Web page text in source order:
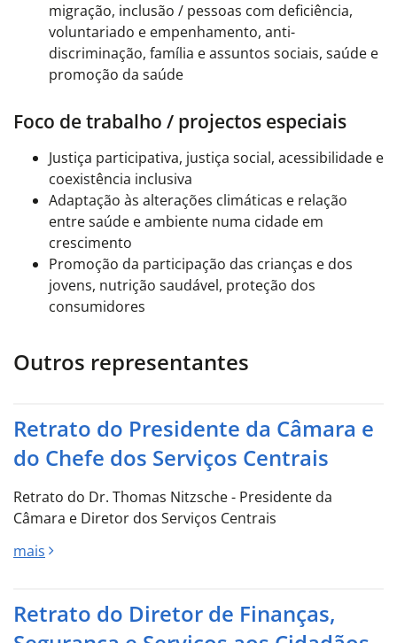
migração, inclusão / pessoas com deficiência,
voluntariado e empenhamento, anti-
discriminação, família e assuntos sociais, saúde e
promoção da saúde
Foco de trabalho / projectos especiais
Justiça participativa, justiça social, acessibilidade e
coexistência inclusiva
Adaptação às alterações climáticas e relação
entre saúde e ambiente numa cidade em
crescimento
Promoção da participação das crianças e dos
jovens, nutrição saudável, proteção dos
consumidores
Outros representantes
Retrato do Presidente da Câmara e
do Chefe dos Serviços Centrais
Retrato do Dr. Thomas Nitzsche - Presidente da
Câmara e Diretor dos Serviços Centrais
mais
Retrato do Diretor de Finanças,